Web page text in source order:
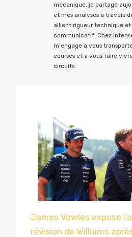
mécanique, je partage
et mes analyses à travers
allient rigueur technique
communicatif. Chez
m'engage à vous
courses et à vous faire
circuits.
James Vowles expose
révision de Williams